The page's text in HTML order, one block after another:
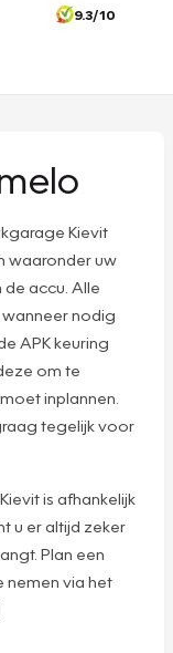
9.3/10
Kievit
waaronder uw
accu. Alle
nodig
APK keuring
om te
inplannen.
tegelijk voor
is afhankelijk
u er altijd zeker
Plan een
nemen via het